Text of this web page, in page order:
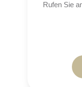
Rufen Sie